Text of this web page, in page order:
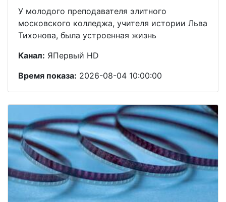
У молодого преподавателя элитного
московского колледжа, учителя истории Льва
Тихонова, была устроенная жизнь
Канал: ЯПервый HD
Время показа: 2026-08-04 10:00:00